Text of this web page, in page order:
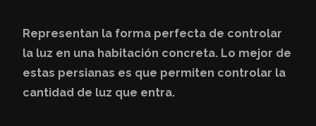
Representan la forma perfecta de controlar
la luz en una habitación concreta. Lo mejor de
estas persianas es que permiten controlar la
cantidad de luz que entra.